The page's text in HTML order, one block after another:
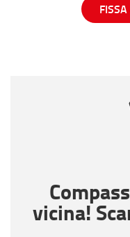
vicina!